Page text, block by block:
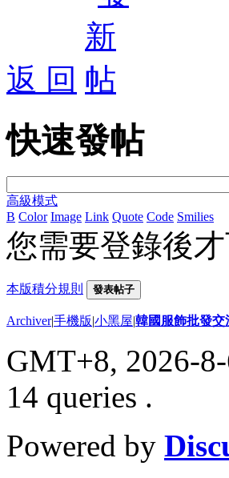
返 回
快速發帖
高級模式
B Color Image Link Quote Code Smilies
您需要登錄後
本版積分規則 發表帖子
Archiver|手機版|小黑屋|韓國服飾批發交
GMT+8, 2026-
14 queries .
Powered by